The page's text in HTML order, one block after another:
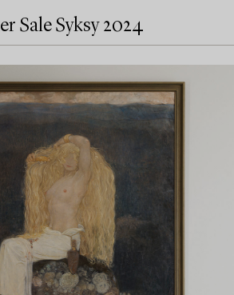
Sale Syksy 2024